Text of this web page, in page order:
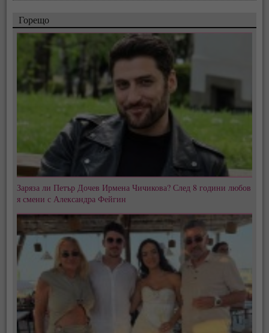
Горещо
Заряза ли Петър Дочев Ирмена Чичикова? След 8 години любов
я смени с Александра Фейгин